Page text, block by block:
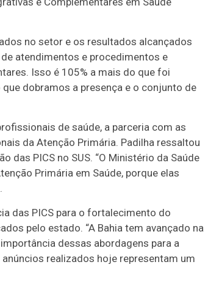
no setor e os resultados alcançados
atendimentos e procedimentos e
Isso é 105% a mais do que foi
dobramos a presença e o conjunto de
de saúde, a parceria com as
da Atenção Primária. Padilha ressaltou
PICS no SUS. “O Ministério da Saúde
Primária em Saúde, porque elas
das PICS para o fortalecimento do
pelo estado. “A Bahia tem avançado na
dessas abordagens para a
realizados hoje representam um